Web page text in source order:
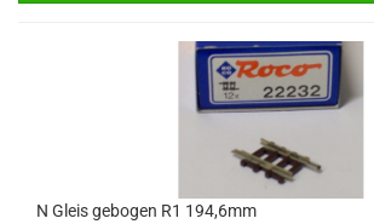
N Gleis gebogen R1 194,6mm